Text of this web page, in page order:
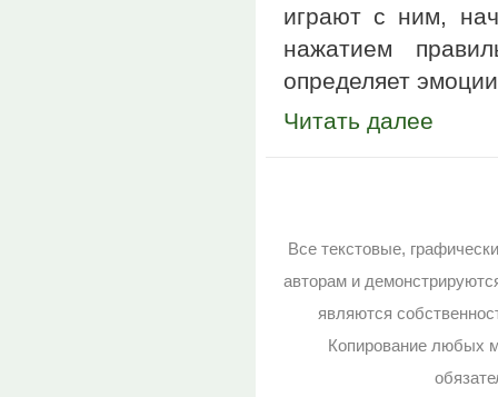
играют с ним,
нажатием
определяет
Читать далее
Все текстовые,
авторам и
являются
Копирование любых